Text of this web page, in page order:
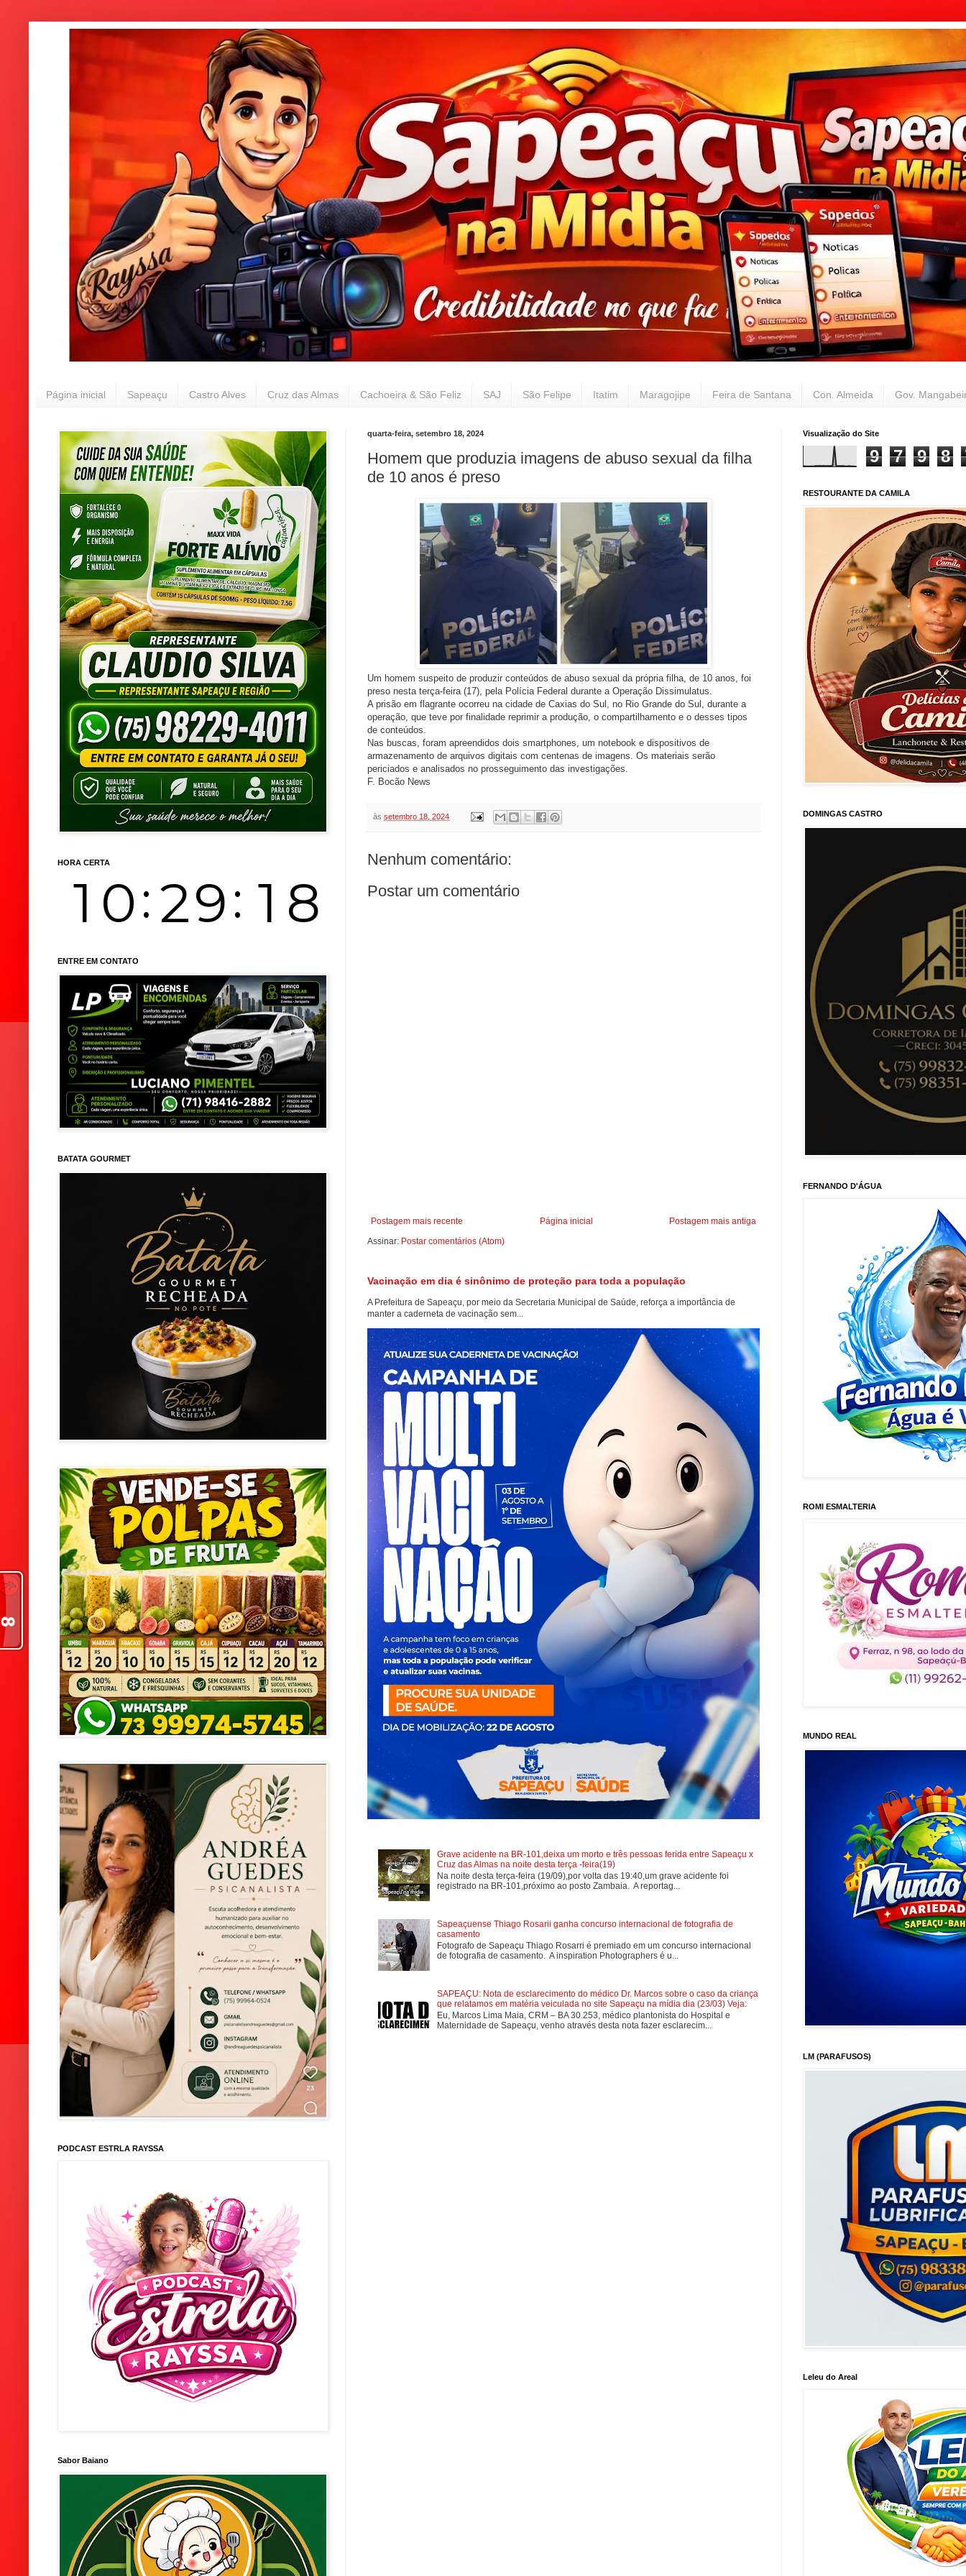
Página inicial Sapeaçu Castro Alves Cruz das Almas Cachoeira & São Feliz SAJ São Felipe Itatim Maragojipe Feira de Santana Con. Almeida Gov.
quarta-feira, setembro 18, 2024
Homem que produzia imagens de abuso sexual da filha
de 10 anos é preso
Um homem suspeito de produzir conteúdos de abuso sexual da própria filha, de 10 anos, foi
preso nesta terça-feira (17), pela Polícia Federal durante a Operação Dissimulatus.
A prisão em flagrante ocorreu na cidade de Caxias do Sul, no Rio Grande do Sul, durante a
operação, que teve por finalidade reprimir a produção, o compartilhamento e o desses tipos
de conteúdos.
Nas buscas, foram apreendidos dois smartphones, um notebook e dispositivos de
armazenamento de arquivos digitais com centenas de imagens. Os materiais serão
periciados e analisados no prosseguimento das investigações.
F. Bocão News
às setembro 18, 2024
Nenhum comentário:
Postar um comentário
Postagem mais recente Postagem mais antiga
Página inicial
Assinar: Postar comentários (Atom)
Vacinação em dia é sinônimo de proteção para toda a população
A Prefeitura de Sapeaçu, por meio da Secretaria Municipal de Saúde, reforça a importância de
manter a caderneta de vacinação sem...
Grave acidente na BR-101,deixa um morto e três pessoas ferida entre Sapeaçu x
Cruz das Almas na noite desta terça -feira(19)
Na noite desta terça-feira (19/09),por volta das 19:40,um grave acidente foi
registrado na BR-101,próximo ao posto Zambaia. A reportag...
Sapeaçuense Thiago Rosarii ganha concurso internacional de fotografia de
casamento
Fotografo de Sapeaçu Thiago Rosarri é premiado em um concurso internacional
de fotografia de casamento. A inspiration Photographers é u...
SAPEAÇU: Nota de esclarecimento do médico Dr. Marcos sobre o caso da criança
que relatamos em matéria veiculada no site Sapeaçu na mídia dia (23/03) Veja:
Eu, Marcos Lima Maia, CRM – BA 30.253, médico plantonista do Hospital e
Maternidade de Sapeaçu, venho através desta nota fazer esclarecim...
HORA CERTA
ENTRE EM CONTATO
BATATA GOURMET
PODCAST ESTRLA RAYSSA
Sabor Baiano
Visualização do Site
9 7 9 8
RESTOURANTE DA CAMILA
DOMINGAS CASTRO
FERNANDO D'ÁGUA
ROMI ESMALTERIA
MUNDO REAL
LM (PARAFUSOS)
Leleu do Areal